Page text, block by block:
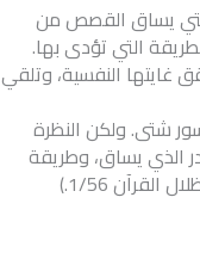
يساق القصص من
التي تؤدى بها.
غايتها النفسية، وتلقي
شتى. ولكن النظرة
الذي يساق، وطريقة
1/56.)